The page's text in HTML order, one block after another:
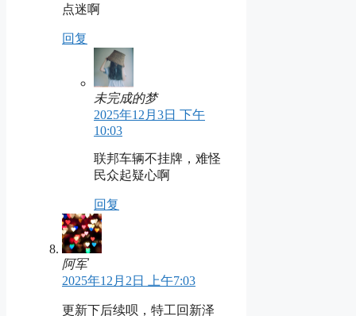
点迷啊
回复
未完成的梦
2025年12月3日 下午
10:03
联邦车辆不挂牌，难怪
民众起疑心啊
回复
阿军
2025年12月2日 上午7:03
更新下后续呗，特工回新泽